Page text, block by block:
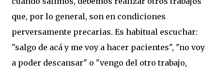
que, por lo general, son en condiciones
perversamente precarias. Es habitual escuchar:
"salgo de acá y me voy a hacer pacientes", "no voy
a poder descansar" o "vengo del otro trabajo,